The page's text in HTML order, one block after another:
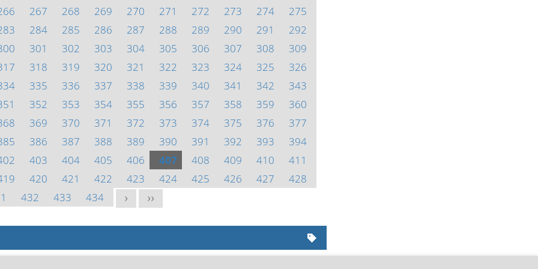
267 268 269 270 271 272 273 274
275
284 285 286 287 288 289 290 291
292
301 302 303 304 305 306 307 308
309
318 319 320 321 322 323 324 325
326
335 336 337 338 339 340 341 342
343
352 353 354 355 356 357 358 359
360
369 370 371 372 373 374 375 376
377
386 387 388 389 390 391 392 393
394
403 404 405 406 407 408 409 410
411
420 421 422 423 424 425 426 427
428
432 433 434 > >>